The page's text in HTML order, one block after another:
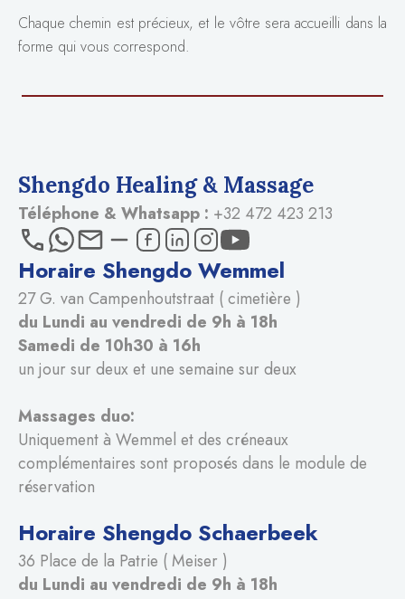
Chaque chemin est précieux, et le vôtre sera accueilli dans la
forme qui vous correspond.
Shengdo Healing & Massage
Téléphone & Whatsapp : +32 472 423 213
Horaire Shengdo Wemmel
27 G. van Campenhoutstraat ( cimetière )
du Lundi au vendredi de 9h à 18h
Samedi de 10h30 à 16h
un jour sur deux et une semaine sur deux
Massages duo:
Uniquement à Wemmel et des créneaux
complémentaires sont proposés dans le module de
réservation
Horaire Shengdo Schaerbeek
36 Place de la Patrie ( Meiser )
du Lundi au vendredi de 9h à 18h